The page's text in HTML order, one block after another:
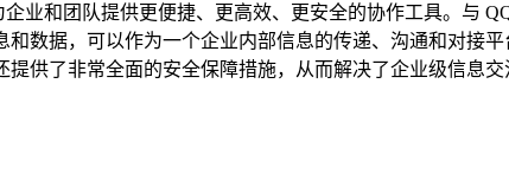
业和团队提供更便捷、更高效、更安全的协作工具。与
数据，可以作为一个企业内部信息的传递、沟通和对接
提供了非常全面的安全保障措施，从而解决了企业级信息